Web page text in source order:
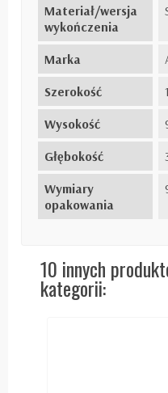
Materiał/wersja
wykończenia
Marka
Szerokość
Wysokość
Głębokość
Wymiary
opakowania
10 innych
kategorii: